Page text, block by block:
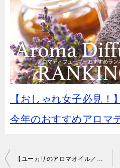
【おしゃれ女子必見！】
今年のおすすめアロマ
投
【ユーカリのアロマオイル／精油】効果やおすすめブレンドを紹介